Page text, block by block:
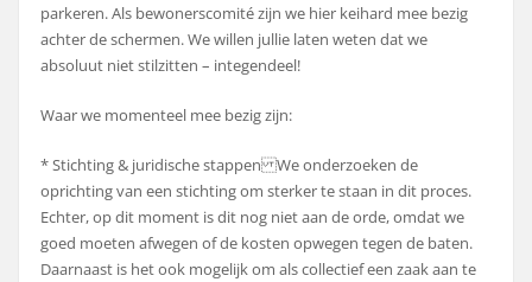
parkeren. Als bewonerscomité zijn we hier keihard mee bezig
achter de schermen. We willen jullie laten weten dat we
absoluut niet stilzitten – integendeel!
Waar we momenteel mee bezig zijn:
* Stichting & juridische stappen We onderzoeken de
oprichting van een stichting om sterker te staan in dit proces.
Echter, op dit moment is dit nog niet aan de orde, omdat we
goed moeten afwegen of de kosten opwegen tegen de baten.
Daarnaast is het ook mogelijk om als collectief een zaak aan te